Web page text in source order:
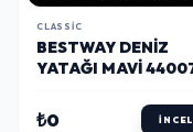
CLASSIC
BESTWAY DENIZ
YATAĞI MAVI
₺0